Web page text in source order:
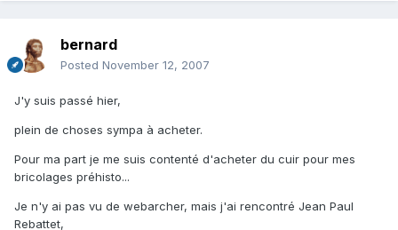
bernard
Posted November 12, 2007
J'y suis passé hier,
plein de choses sympa à acheter.
Pour ma part je me suis contenté d'acheter du cuir pour mes
bricolages préhisto...
Je n'y ai pas vu de webarcher, mais j'ai rencontré Jean Paul
Rebattet,